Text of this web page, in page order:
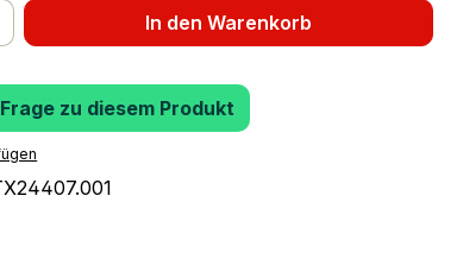
Gib den gewünschten Wert
In den Warenkorb
zu diesem Produkt